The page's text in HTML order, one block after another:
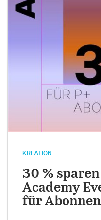
KREATION
30 % sparen
Academy
für